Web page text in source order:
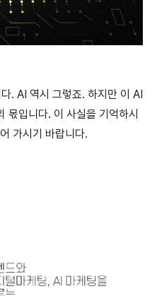
. AI 역시 그렇죠. 하지만 이 AI
몫입니다. 이 사실을 기억하시
가시기 바랍니다.